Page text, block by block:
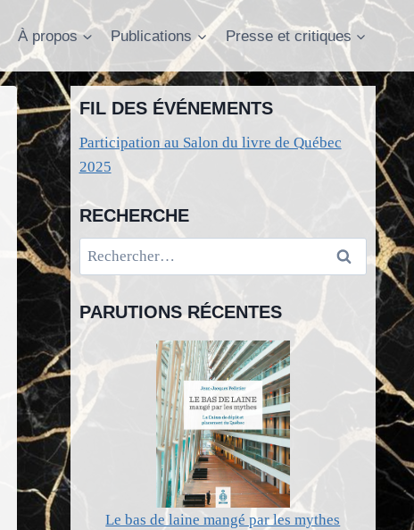
À propos Publications Presse et critiques
FIL DES ÉVÉNEMENTS
Participation au Salon du livre de Québec
2025
RECHERCHE
Rechercher :
PARUTIONS RÉCENTES
Le bas de laine mangé par les mythes